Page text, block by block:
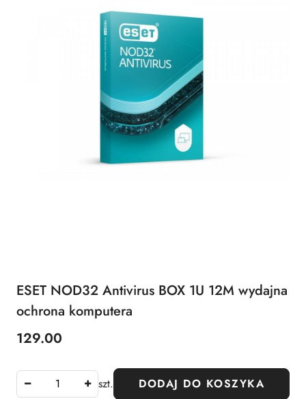
ESET NOD32 Antivirus BOX 1U 12M wydajna
ochrona komputera
Cena:
129.00
szt. DODAJ DO KOSZYKA